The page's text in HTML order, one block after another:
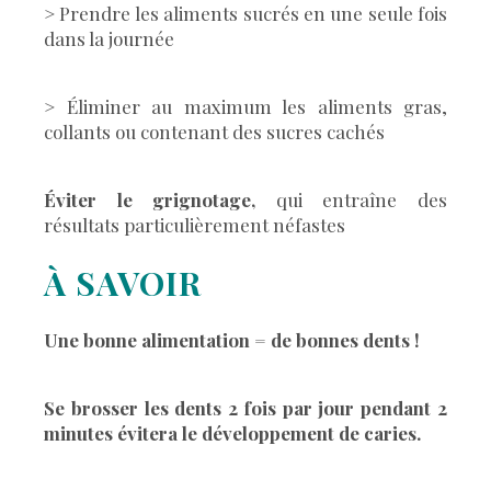
> Prendre les aliments sucrés en une seule fois
dans la journée
> Éliminer au maximum les aliments gras,
collants ou contenant des sucres cachés
Éviter le grignotage, qui entraîne des
résultats particulièrement néfastes
À SAVOIR
Une bonne alimentation = de bonnes dents !
Se brosser les dents 2 fois par jour pendant 2
minutes évitera le développement de caries.